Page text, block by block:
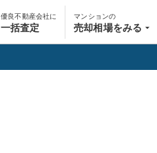
優良不動産会社に
一括査定
マンションの
売却相場をみる